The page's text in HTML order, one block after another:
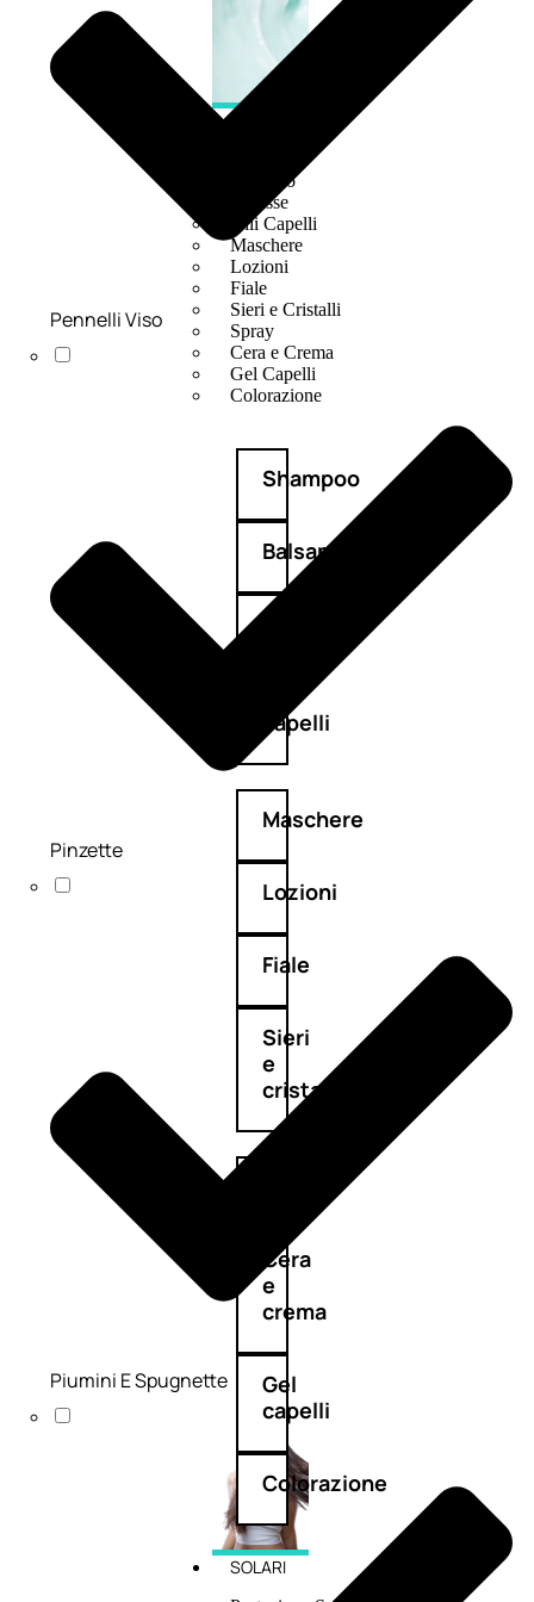
CAPELLI
Balsamo
Mousse
Olii Capelli
Maschere
Lozioni
Fiale
Sieri e Cristalli
Spray
Cera e Crema
Gel Capelli
Colorazione
Shampoo
Balsamo
capelli
Maschere
Lozioni
Fiale
Sieri
e
cristalli
Cera
e
crema
Gel
capelli
Colorazione
SOLARI
Pennelli Viso
Pinzette
Piumini E Spugnette